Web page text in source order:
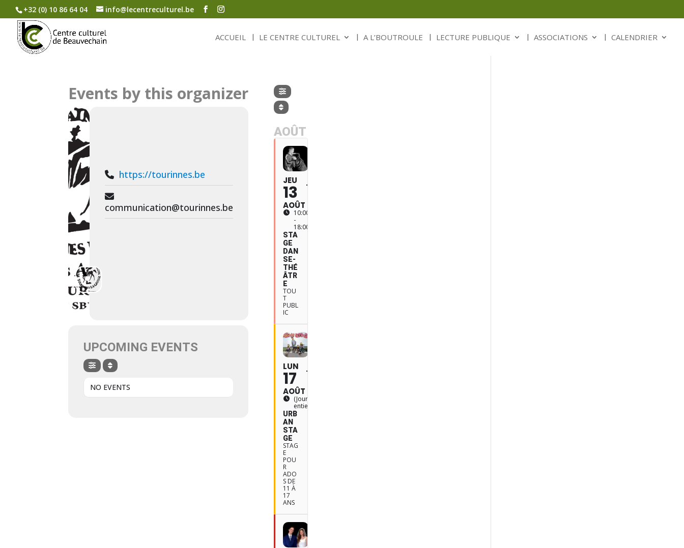
+32 (0) 10 86 64 04 info@lecentreculturel.be
ACCUEIL LE CENTRE CULTUREL A L’BOUTROULE LECTURE PUBLIQUE ASSOCIATIONS CALENDRIER
Events by this organizer
https://tourinnes.be
communication@tourinnes.be
UPCOMING EVENTS
NO EVENTS
AOÛT
JEU
13
AOÛT
10:00
-
18:00
STA
GE
DAN
SE-
THÉ
ÂTR
E
TOU
T
PUBL
IC
LUN
17
AOÛT
(Jour
entier)
URB
AN
STA
GE
STAG
E
POU
R
ADO
S DE
11 À
17
ANS